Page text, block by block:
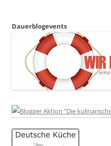
Dauerblogevents